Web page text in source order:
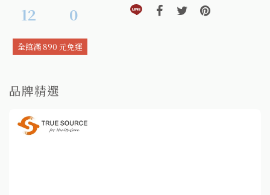
12 0 分享到line(另開視窗)
分享到facebook(另開視窗)
分享到twitter(另開視
分享到
全館滿 890 元免運
品牌精選